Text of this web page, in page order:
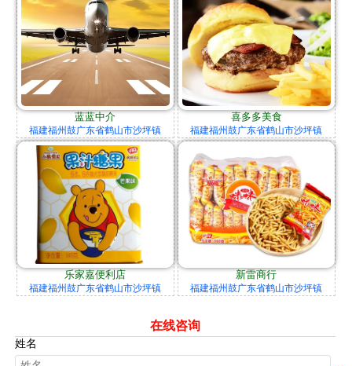
蓝蓝中介
福建福州鼓广东省鹤山市沙坪镇
喜多多美食
福建福州鼓广东省鹤山市沙坪镇
乐家嘉便利店
福建福州鼓广东省鹤山市沙坪镇
新雷商行
福建福州鼓广东省鹤山市沙坪镇
在线咨询
姓名